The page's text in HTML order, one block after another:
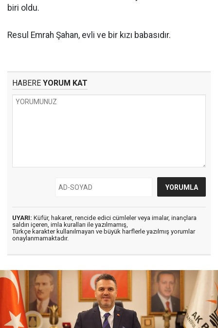
biri oldu.
Resul Emrah Şahan, evli ve bir kızı babasıdır.
HABERE YORUM KAT
UYARI: Küfür, hakaret, rencide edici cümleler veya imalar, inançlara
saldırı içeren, imla kuralları ile yazılmamış,
Türkçe karakter kullanılmayan ve büyük harflerle yazılmış yorumlar
onaylanmamaktadır.